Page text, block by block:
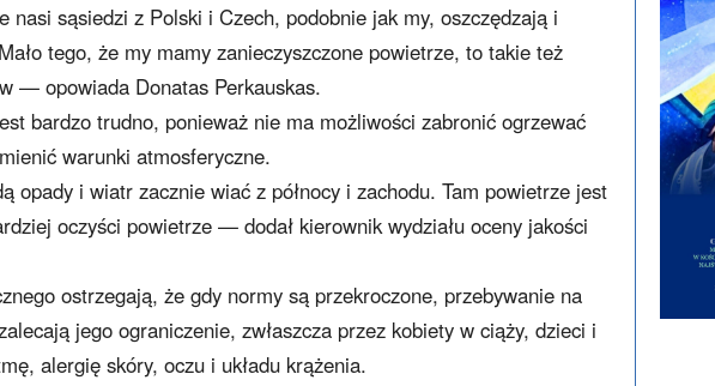
nasi sąsiedzi z Polski i Czech, podobnie jak my, oszczędzają i
tego, że my mamy zanieczyszczone powietrze, to takie też
— opowiada Donatas Perkauskas.
bardzo trudno, ponieważ nie ma możliwości zabronić ogrzewać
warunki atmosferyczne.
i wiatr zacznie wiać z północy i zachodu. Tam powietrze jest
oczyści powietrze — dodał kierownik wydziału oceny jakości
ostrzegają, że gdy normy są przekroczone, przebywanie na
jego ograniczenie, zwłaszcza przez kobiety w ciąży, dzieci i
alergię skóry, oczu i układu krążenia.